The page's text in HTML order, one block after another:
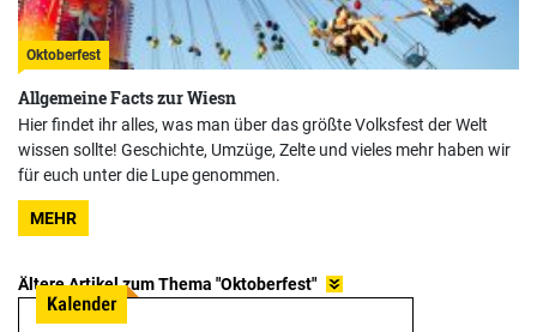
Oktoberfest
Allgemeine Facts zur Wiesn
Hier findet ihr alles, was man über das größte Volksfest der Welt
wissen sollte! Geschichte, Umzüge, Zelte und vieles mehr haben wir
für euch unter die Lupe genommen.
MEHR
Ältere Artikel zum Thema "Oktoberfest"